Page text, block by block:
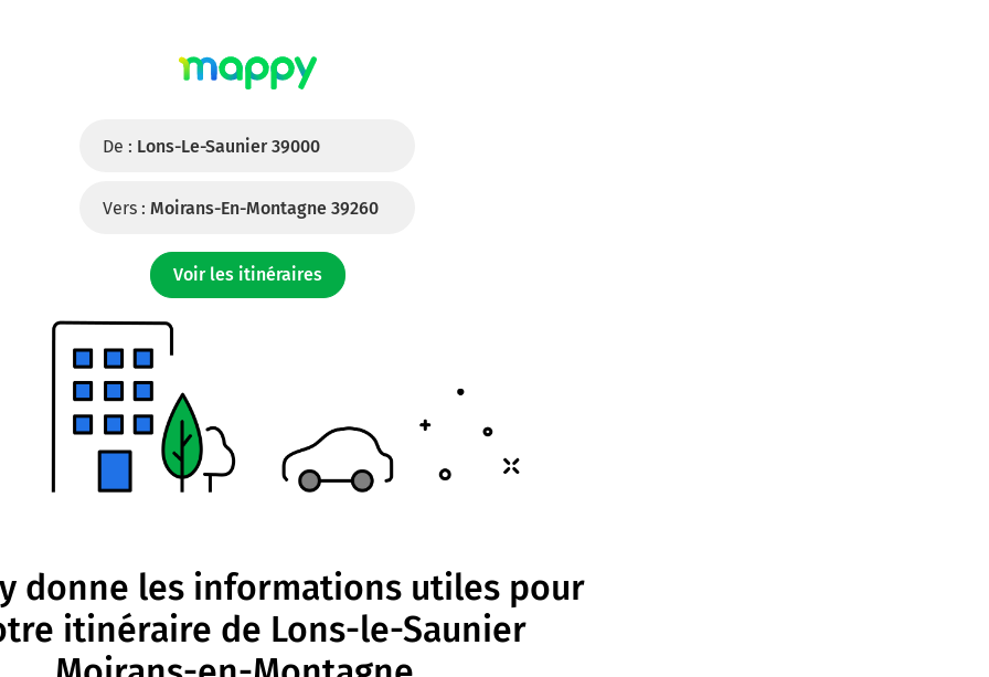
De : Lons-Le-Saunier 39000
Vers : Moirans-En-Montagne 39260
Voir les itinéraires
donne les informations utiles pour
itinéraire de Lons-le-Saunier